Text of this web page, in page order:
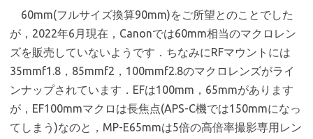
60mm(フルサイズ換算90mm)をご所望とのことでした
が，2022年6月現在，Canonでは60mm相当のマクロレン
ズを販売していないようです．ちなみにRFマウントには
35mmf1.8，85mmf2，100mmf2.8のマクロレンズがライ
ンナップされています．EFは100mm，65mmがあります
が，EF100mmマクロは長焦点(APS-C機では150mmになっ
てしまう)なのと，MP-E65mmは5倍の高倍率撮影専用レン